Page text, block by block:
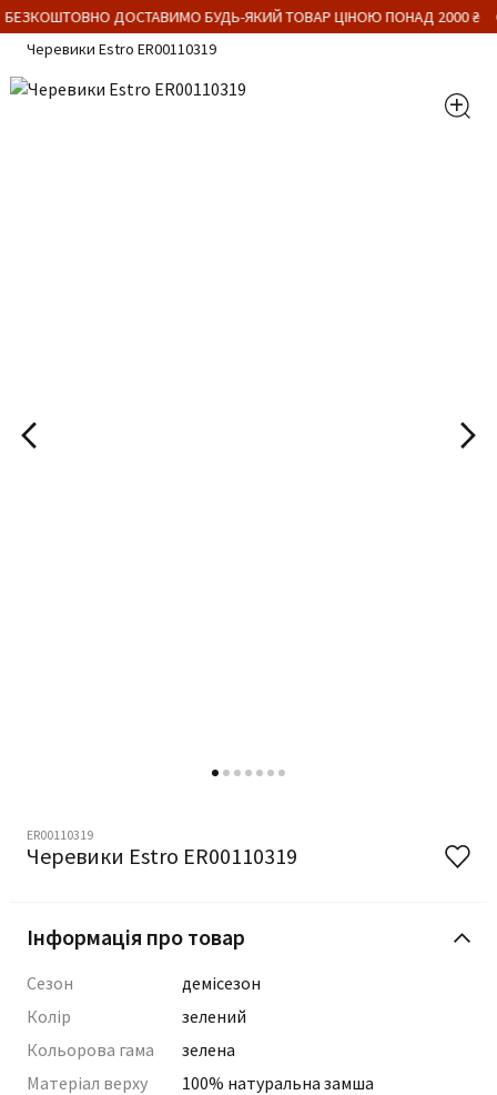
ДОСТАВИМО БУДЬ-ЯКИЙ ТОВАР ЦІНОЮ ПОНАД 2000 ₴
Черевики Estro ER00110319
ER00110319
Черевики Estro ER00110319
Інформація про товар
Сезон
демісезон
Колір
зелений
Кольорова гама
зелена
Матеріал верху
100% натуральна замша